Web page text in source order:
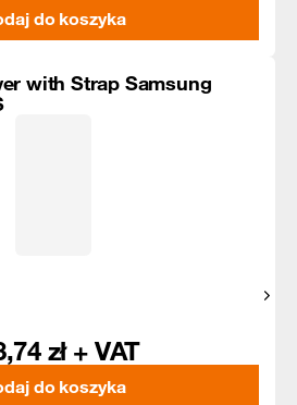
do koszyka
with Strap Samsung
zł + VAT
do koszyka